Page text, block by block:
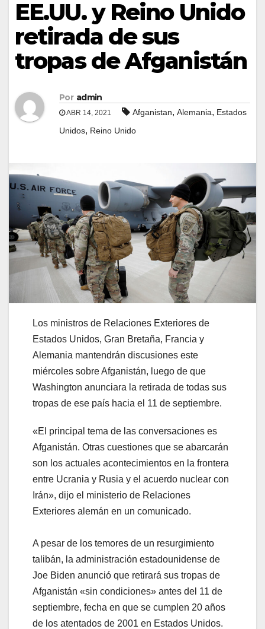
EE.UU. y Reino Unido
retirada de sus
tropas de Afganistán
Por admin
ABR 14, 2021 Afganistan, Alemania, Estados
Unidos, Reino Unido
Los ministros de Relaciones Exteriores de
Estados Unidos, Gran Bretaña, Francia y
Alemania mantendrán discusiones este
miércoles sobre Afganistán, luego de que
Washington anunciara la retirada de todas sus
tropas de ese país hacia el 11 de septiembre.
«El principal tema de las conversaciones es
Afganistán. Otras cuestiones que se abarcarán
son los actuales acontecimientos en la frontera
entre Ucrania y Rusia y el acuerdo nuclear con
Irán», dijo el ministerio de Relaciones
Exteriores alemán en un comunicado.
A pesar de los temores de un resurgimiento
talibán, la administración estadounidense de
Joe Biden anunció que retirará sus tropas de
Afganistán «sin condiciones» antes del 11 de
septiembre, fecha en que se cumplen 20 años
de los atentados de 2001 en Estados Unidos.